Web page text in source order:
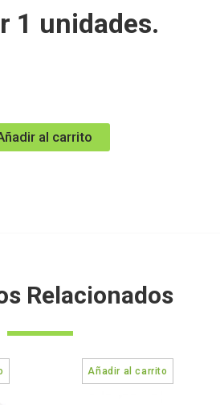
1 unidades.
al carrito
Relacionados